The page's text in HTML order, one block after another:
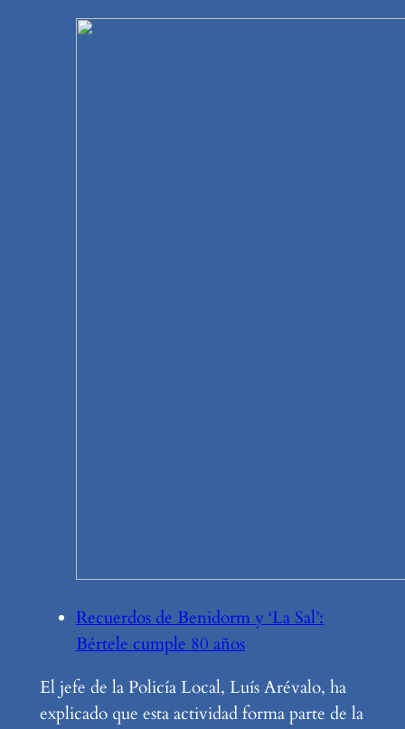
Recuerdos de Benidorm y ‘La Sal’:
Bértele cumple 80 años
El jefe de la Policía Local, Luís Arévalo, ha
explicado que esta actividad forma parte de la